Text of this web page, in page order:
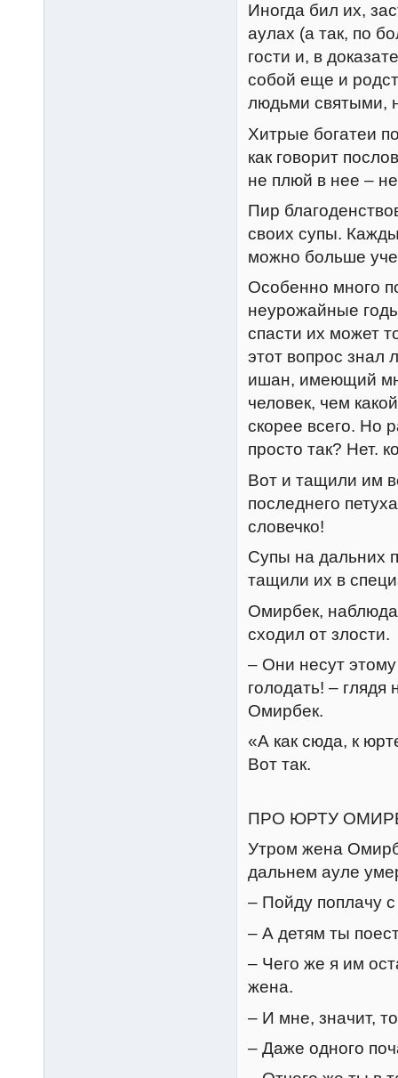
Иногда бил их,
аулах (а так, по
гости и, в
собой еще и
людьми святыми,
Хитрые богатеи
как говорит
не плюй в нее –
Пир
своих супы.
можно больше
Особенно много
неурожайные
спасти их может
этот вопрос знал
ишан, имеющий
человек, чем
скорее всего. Но
просто так? Нет.
Вот и тащили им
последнего
словечко!
Супы на дальних
тащили их в
Омирбек,
сходил от злости.
– Они несут
голодать! – глядя
Омирбек.
«А как сюда, к
Вот так.
ПРО ЮРТУ
Утром жена
дальнем ауле
– Пойду поплачу
– А детям ты
– Чего же я им
жена.
– И мне, значит,
– Даже одного